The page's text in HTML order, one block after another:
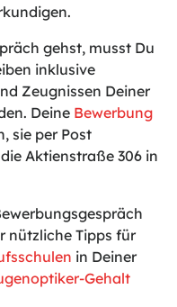
gehst, musst Du
inklusive
Zeugnissen Deiner
Deine Bewerbung
sie per Post
Aktienstraße 306 in
nützliche Tipps für
in Deiner
Gehalt